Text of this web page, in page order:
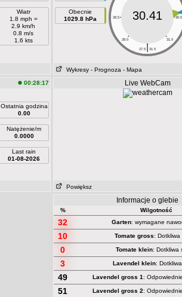
Wiatr
1.8 mph =
2.9 km/h
0.8 m/s
1.6 kts
Obecnie
1029.8 hPa
28.5 30.5
28.0 31.0
|
27.5 31.5
30.41
Wykresy - Prognoza - Mapa
00:28:17
Ostatnia godzina
0.00
Natężenie/m
0.0000
Last rain
01-08-2026
Live WebCam
Powiększ
Informacje o glebie
%
Wilgotność
32 Garten: wymagane
10 Tomate gross: Dotkliwa
0 Tomate klein: Dotkliwa
3 Lavendel klein:
49 Lavendel gross 1 :
51 Lavendel gross 2: